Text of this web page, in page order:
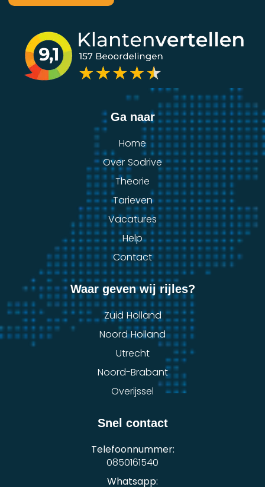
Ga naar
Home
Over Sodrive
Theorie
Tarieven
Vacatures
Help
Contact
Waar geven wij rijles?
Zuid Holland
Noord Holland
Utrecht
Noord-Brabant
Overijssel
Snel contact
Telefoonnummer:
0850161540
Whatsapp: